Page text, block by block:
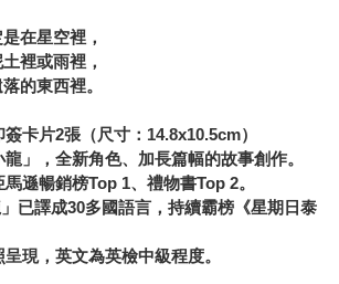
在星空裡，
裡或雨裡，
的東西裡。
卡片2張（尺寸：14.8x10.5cm）
」，全新角色、加長篇幅的故事創作。
遜暢銷榜Top 1、禮物書Top 2。
」已譯成30多國語言，持續霸榜《星期日泰
現，英文為英檢中級程度。